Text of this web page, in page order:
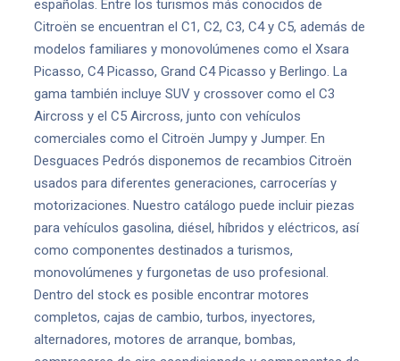
españolas. Entre los turismos más conocidos de
Citroën se encuentran el C1, C2, C3, C4 y C5, además de
modelos familiares y monovolúmenes como el Xsara
Picasso, C4 Picasso, Grand C4 Picasso y Berlingo. La
gama también incluye SUV y crossover como el C3
Aircross y el C5 Aircross, junto con vehículos
comerciales como el Citroën Jumpy y Jumper. En
Desguaces Pedrós disponemos de recambios Citroën
usados para diferentes generaciones, carrocerías y
motorizaciones. Nuestro catálogo puede incluir piezas
para vehículos gasolina, diésel, híbridos y eléctricos, así
como componentes destinados a turismos,
monovolúmenes y furgonetas de uso profesional.
Dentro del stock es posible encontrar motores
completos, cajas de cambio, turbos, inyectores,
alternadores, motores de arranque, bombas,